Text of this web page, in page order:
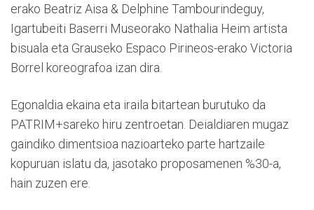
erako Beatriz Aisa & Delphine Tambourindeguy,
Igartubeiti Baserri Museorako Nathalia Heim artista
bisuala eta Grauseko Espaco Pirineos-erako Victoria
Borrel koreografoa izan dira.
Egonaldia ekaina eta iraila bitartean burutuko da
PATRIM+sareko hiru zentroetan. Deialdiaren mugaz
gaindiko dimentsioa nazioarteko parte hartzaile
kopuruan islatu da, jasotako proposamenen %30-a,
hain zuzen ere.